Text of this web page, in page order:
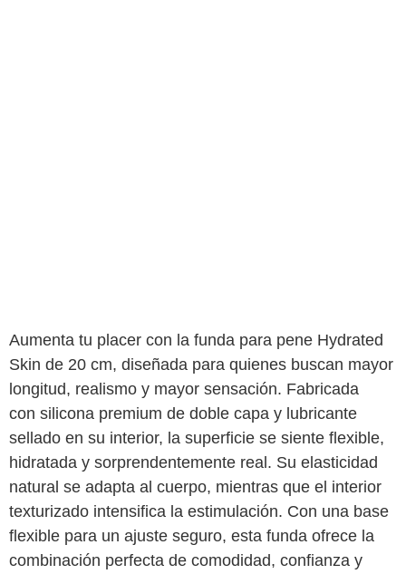
Aumenta tu placer con la funda para pene Hydrated
Skin de 20 cm, diseñada para quienes buscan mayor
longitud, realismo y mayor sensación. Fabricada
con silicona premium de doble capa y lubricante
sellado en su interior, la superficie se siente flexible,
hidratada y sorprendentemente real. Su elasticidad
natural se adapta al cuerpo, mientras que el interior
texturizado intensifica la estimulación. Con una base
flexible para un ajuste seguro, esta funda ofrece la
combinación perfecta de comodidad, confianza y